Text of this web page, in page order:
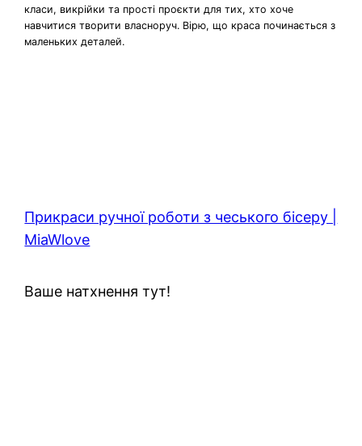
класи, викрійки та прості проєкти для тих, хто хоче
навчитися творити власноруч. Вірю, що краса починається з
маленьких деталей.
Прикраси ручної роботи з чеського бісеру |
MiaWlove
Ваше натхнення тут!